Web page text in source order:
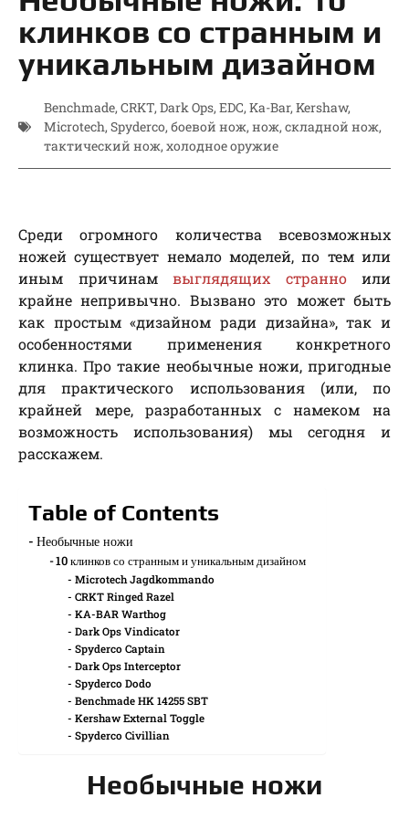
клинков со странным и
уникальным дизайном
Benchmade, CRKT, Dark Ops, EDC, Ka-Bar, Kershaw,
Microtech, Spyderco, боевой нож, нож, складной нож,
тактический нож, холодное оружие
Среди огромного количества всевозможных
ножей существует немало моделей, по тем или
иным причинам выглядящих странноили
крайне непривычно. Вызвано это может быть
как простым «дизайном ради дизайна», так и
особенностями применения конкретного
клинка. Про такие необычные ножи, пригодные
для практического использования (или, по
крайней мере, разработанных с намеком на
возможность использования) мы сегодня и
расскажем.
Table of Contents
Необычные ножи
10 клинков со странным и уникальным дизайном
Microtech Jagdkommando
CRKT Ringed Razel
KA-BAR Warthog
Dark Ops Vindicator
Spyderco Captain
Dark Ops Interceptor
Spyderco Dodo
Benchmade HK 14255 SBT
Kershaw External Toggle
Spyderco Civillian
Необычные ножи